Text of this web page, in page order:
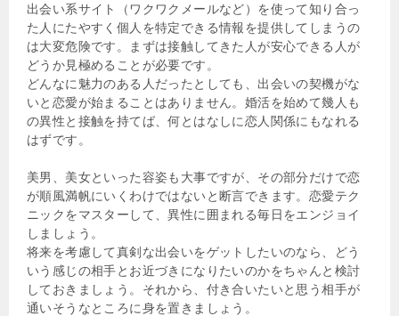
出会い系サイト（ワクワクメールなど）を使って知り合っ
た人にたやすく個人を特定できる情報を提供してしまうの
は大変危険です。まずは接触してきた人が安心できる人が
どうか見極めることが必要です。
どんなに魅力のある人だったとしても、出会いの契機がな
いと恋愛が始まることはありません。婚活を始めて幾人も
の異性と接触を持てば、何とはなしに恋人関係にもなれる
はずです。
美男、美女といった容姿も大事ですが、その部分だけで恋
が順風満帆にいくわけではないと断言できます。恋愛テク
ニックをマスターして、異性に囲まれる毎日をエンジョイ
しましょう。
将来を考慮して真剣な出会いをゲットしたいのなら、どう
いう感じの相手とお近づきになりたいのかをちゃんと検討
しておきましょう。それから、付き合いたいと思う相手が
通いそうなところに身を置きましょう。